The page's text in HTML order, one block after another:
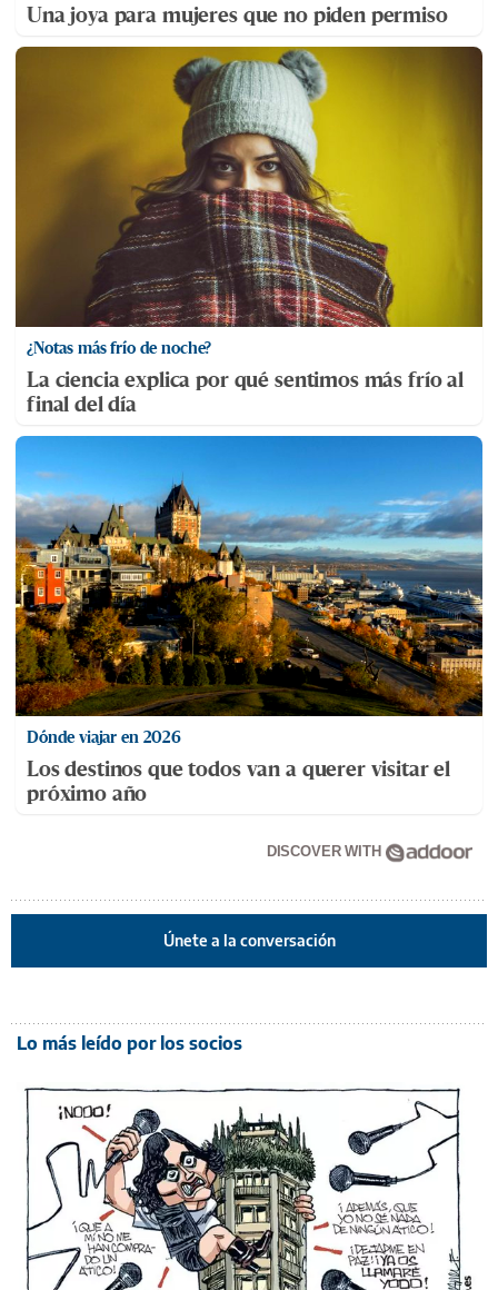
Una joya para mujeres que no piden permiso
¿Notas más frío de noche?
La ciencia explica por qué sentimos más frío al
final del día
Dónde viajar en 2026
Los destinos que todos van a querer visitar el
próximo año
DISCOVER WITH
Únete a la conversación
Lo más leído por los socios